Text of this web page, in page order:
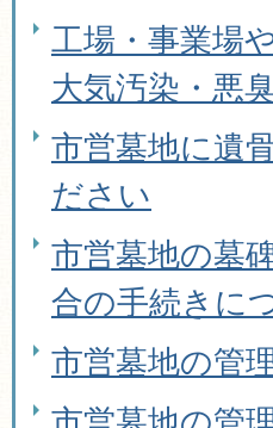
工場・事業場
大気汚染・悪
市営墓地に遺
ださい
市営墓地の墓
合の手続きに
市営墓地の管